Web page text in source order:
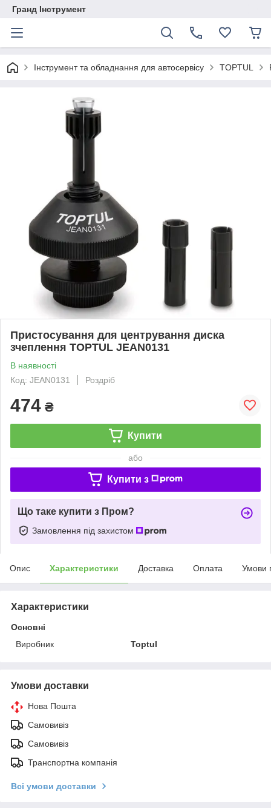
Гранд Інструмент
Інструмент та обладнання для автосервісу TOPTUL
Пристосування для центрування диска
зчеплення TOPTUL JEAN0131
В наявності
Код: JEAN0131
Роздріб
474 ₴
Купити
або
Купити з
Що таке купити з Пром?
Замовлення під захистом
Опис Характеристики Доставка Оплата Умови
Характеристики
Основні
Виробник
Toptul
Умови доставки
Нова Пошта
Самовивіз
Самовивіз
Транспортна компанія
Всі умови доставки